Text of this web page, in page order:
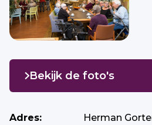
Adres:
Herman
Bekijk de foto's